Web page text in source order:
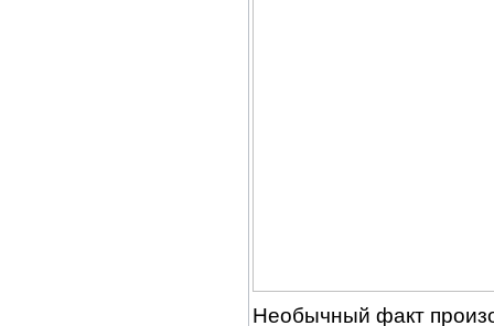
Необычный факт